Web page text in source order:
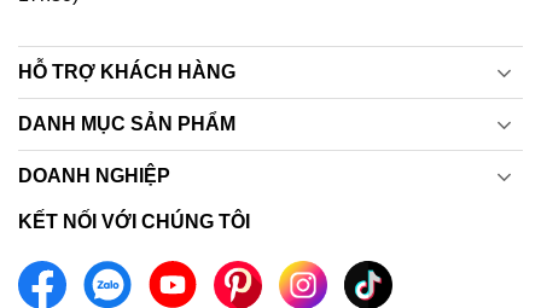
HỖ TRỢ KHÁCH HÀNG
DANH MỤC SẢN PHẨM
DOANH NGHIỆP
KẾT NỐI VỚI CHÚNG TÔI